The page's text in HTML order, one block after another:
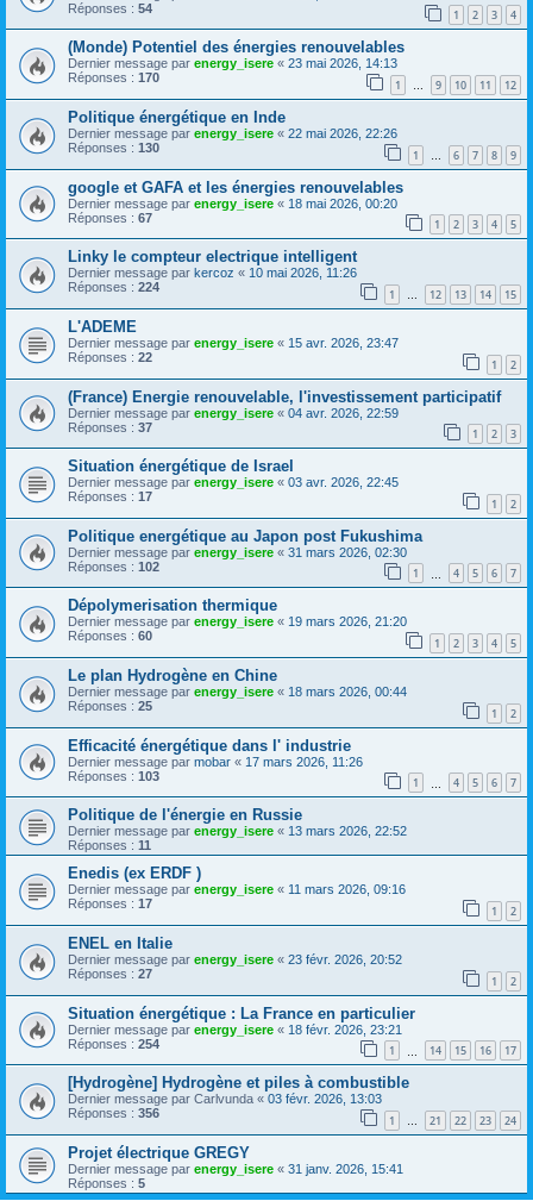
Réponses : 54 1 2 3 4
(Monde) Potentiel des énergies renouvelables
Dernier message par energy_isere « 23 mai 2026, 14:13
Réponses : 170 1 … 9 10 11 12
Politique énergétique en Inde
Dernier message par energy_isere « 22 mai 2026, 22:26
Réponses : 130 1 … 6 7 8 9
google et GAFA et les énergies renouvelables
Dernier message par energy_isere « 18 mai 2026, 00:20
Réponses : 67 1 2 3 4 5
Linky le compteur electrique intelligent
Dernier message par kercoz « 10 mai 2026, 11:26
Réponses : 224 1 … 12 13 14 15
L'ADEME
Dernier message par energy_isere « 15 avr. 2026, 23:47
Réponses : 22 1 2
(France) Energie renouvelable, l'investissement participatif
Dernier message par energy_isere « 04 avr. 2026, 22:59
Réponses : 37 1 2 3
Situation énergétique de Israel
Dernier message par energy_isere « 03 avr. 2026, 22:45
Réponses : 17 1 2
Politique energétique au Japon post Fukushima
Dernier message par energy_isere « 31 mars 2026, 02:30
Réponses : 102 1 4 5 6 7
Dépolymerisation thermique
Dernier message par energy_isere « 19 mars 2026, 21:20
Réponses : 60 1 2 3 4 5
Le plan Hydrogène en Chine
Dernier message par energy_isere « 18 mars 2026, 00:44
Réponses : 25 1 2
Efficacité énergétique dans l' industrie
Dernier message par mobar « 17 mars 2026, 11:26
Réponses : 103 1 4 5 6 7
Politique de l'énergie en Russie
Dernier message par energy_isere « 13 mars 2026, 22:52
Réponses : 11
Enedis (ex ERDF )
Dernier message par energy_isere « 11 mars 2026, 09:16
Réponses : 17 1 2
ENEL en Italie
Dernier message par energy_isere « 23 févr. 2026, 20:52
Réponses : 27 1 2
Situation énergétique : La France en particulier
Dernier message par energy_isere « 18 févr. 2026, 23:21
Réponses : 254 1 14 15 16 17
[Hydrogène] Hydrogène et piles à combustible
Dernier message par Carlvunda « 03 févr. 2026, 13:03
Réponses : 356 1 … 21 22 23 24
Projet électrique GREGY
Dernier message par energy_isere « 31 janv. 2026, 15:41
Réponses : 5